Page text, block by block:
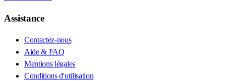
Assistance
Contactez-nous
Aide & FAQ
Mentions légales
Conditions d'utilisation